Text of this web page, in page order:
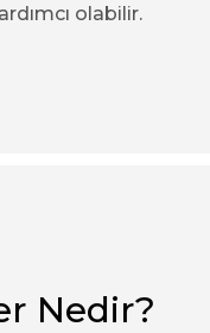
olabilir.
Nedir?